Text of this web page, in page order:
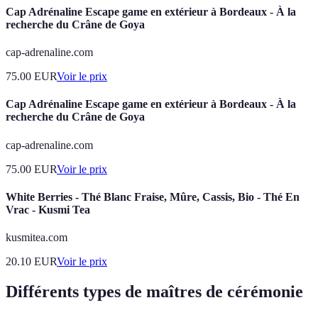
Cap Adrénaline Escape game en extérieur à Bordeaux - À la
recherche du Crâne de Goya
cap-adrenaline.com
75.00 EURVoir le prix
Cap Adrénaline Escape game en extérieur à Bordeaux - À la
recherche du Crâne de Goya
cap-adrenaline.com
75.00 EURVoir le prix
White Berries - Thé Blanc Fraise, Mûre, Cassis, Bio - Thé En
Vrac - Kusmi Tea
kusmitea.com
20.10 EURVoir le prix
Différents types de maîtres de cérémonie